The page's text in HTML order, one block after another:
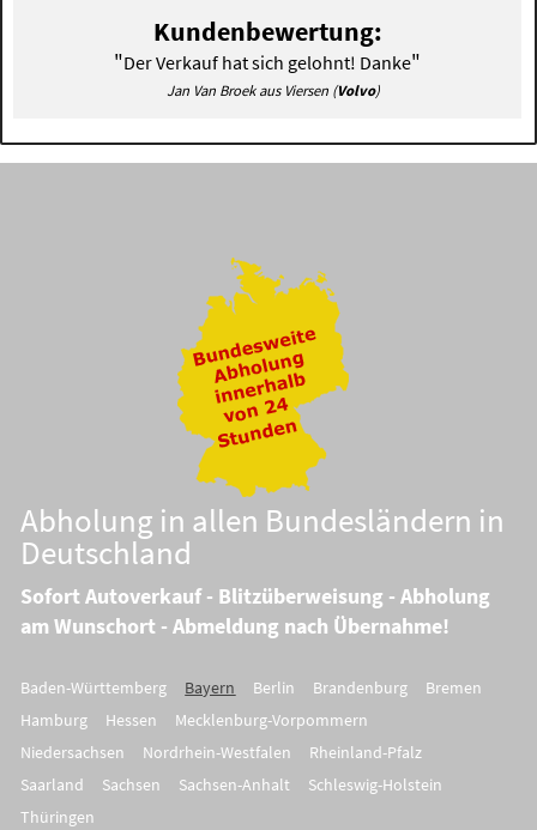
Kundenbewertung:
"Der Verkauf hat sich gelohnt! Danke"
Jan Van Broek aus Viersen (Volvo)
Abholung in allen Bundesländern in
Deutschland
Sofort Autoverkauf - Blitzüberweisung - Abholung
am Wunschort - Abmeldung nach Übernahme!
Baden-Württemberg Bayern Berlin Brandenburg
Bremen
Hamburg
Hessen
Mecklenburg-Vorpommern
Niedersachsen
Nordrhein-Westfalen
Rheinland-Pfalz
Saarland
Sachsen Sachsen-Anhalt
Schleswig-Holstein
Thüringen